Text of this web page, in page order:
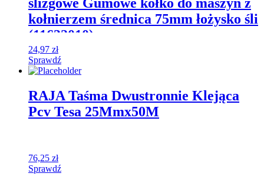
ślizgowe Gumowe kółko do maszyn z
kołnierzem średnica 75mm łożysko śli
(11632010)
24,97 zł
Sprawdź
RAJA Taśma Dwustronnie Klejąca
Pcv Tesa 25Mmx50M
76,25 zł
Sprawdź